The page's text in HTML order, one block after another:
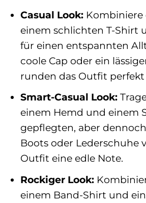
Casual Look:Kombiniere
einem schlichten T-Shirt
für einen entspannten
coole Cap oder ein
runden das Outfit perfekt
Smart-Casual Look:
einem Hemd und einem
gepflegten, aber
Boots oder Lederschuhe
Outfit eine edle Note.
Rockiger Look:
einem Band-Shirt und